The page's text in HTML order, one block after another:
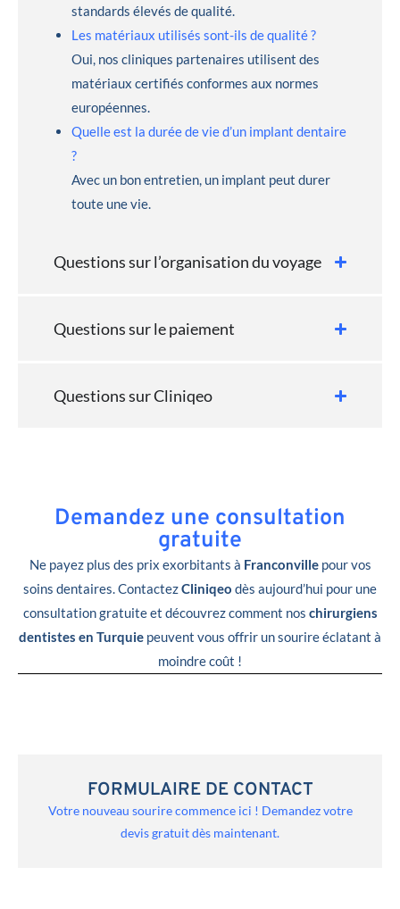
standards élevés de qualité.
Les matériaux utilisés sont-ils de qualité ?
Oui, nos cliniques partenaires utilisent des
matériaux certifiés conformes aux normes
européennes.
Quelle est la durée de vie d’un implant dentaire
?
Avec un bon entretien, un implant peut durer
toute une vie.
Questions sur l’organisation du voyage
Questions sur le paiement
Questions sur Cliniqeo
Demandez une consultation
gratuite
Ne payez plus des prix exorbitants à Franconvillepour vos
soins dentaires. ContactezCliniqeo dès aujourd’hui pour une
consultation gratuite et découvrez comment nos chirurgiens
dentistes en Turquie peuvent vous offrir un sourire éclatant à
moindre coût !
FORMULAIRE DE CONTACT
Votre nouveau sourire commence ici ! Demandez votre
devis gratuit dès maintenant.